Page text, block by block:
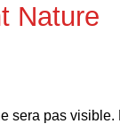
Nature
sera pas visible.